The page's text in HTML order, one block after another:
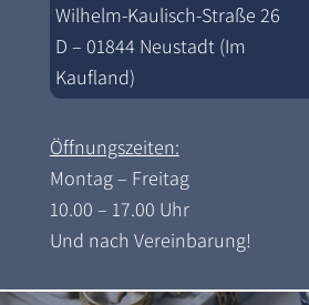
Wilhelm-Kaulisch-Straße 26
D – 01844 Neustadt (Im
Kaufland)
Öffnungszeiten:
Montag – Freitag
10.00 – 17.00 Uhr
Und nach Vereinbarung!